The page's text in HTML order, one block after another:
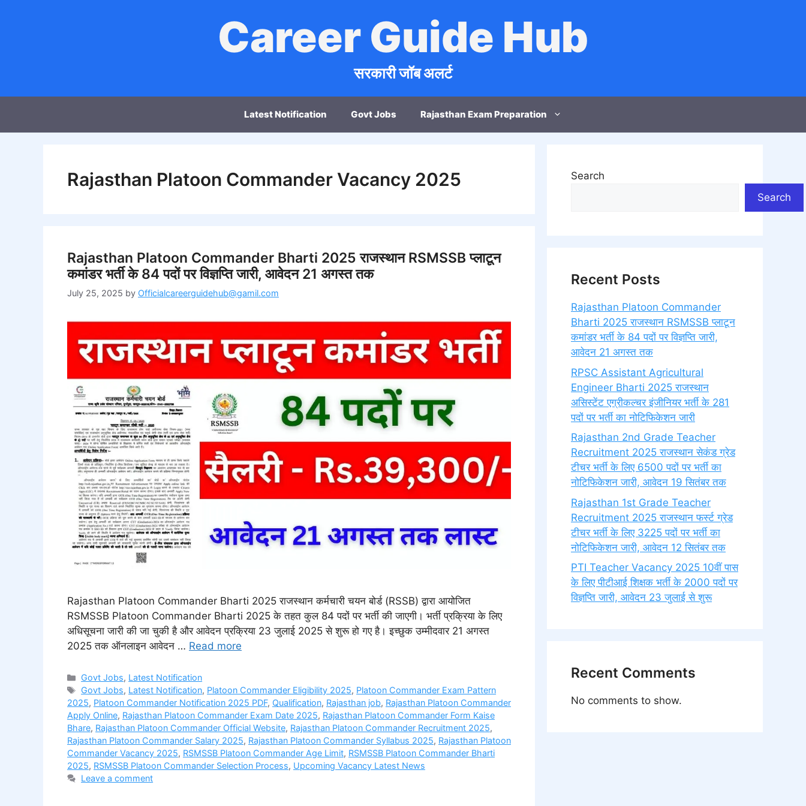
Career Guide Hub
सरकारी जॉब अलर्ट
Latest Notification Govt Jobs Rajasthan Exam Preparation
Rajasthan Platoon Commander Vacancy 2025
Rajasthan Platoon Commander Bharti 2025 राजस्थान RSMSSB प्लाटून
कमांडर भर्ती के 84 पदों पर विज्ञप्ति जारी, आवेदन 21 अगस्त तक
July 25, 2025 by Officialcareerguidehub@gamil.com
Rajasthan Platoon Commander Bharti 2025 राजस्थान कर्मचारी चयन बोर्ड (RSSB) द्वारा आयोजित
RSMSSB Platoon Commander Bharti 2025 के तहत कुल 84 पदों पर भर्ती की जाएगी। भर्ती प्रक्रिया के लिए
अधिसूचना जारी की जा चुकी है और आवेदन प्रक्रिया 23 जुलाई 2025 से शुरू हो गए है। इच्छुक उम्मीदवार 21 अगस्त
2025 तक ऑनलाइन आवेदन … Read more
Categories
Govt Jobs, Latest Notification
Tags
Govt Jobs, Latest Notification, Platoon Commander Eligibility 2025, Platoon Commander Exam Pattern
2025, Platoon Commander Notification 2025 PDF, Qualification, Rajasthan job, Rajasthan Platoon Commander
Apply Online, Rajasthan Platoon Commander Exam Date 2025, Rajasthan Platoon Commander Form Kaise
Bhare, Rajasthan Platoon Commander Official Website, Rajasthan Platoon Commander Recruitment 2025,
Rajasthan Platoon Commander Salary 2025, Rajasthan Platoon Commander Syllabus 2025, Rajasthan Platoon
Commander Vacancy 2025, RSMSSB Platoon Commander Age Limit, RSMSSB Platoon Commander Bharti
2025, RSMSSB Platoon Commander Selection Process, Upcoming Vacancy Latest News
Leave a comment
Search
Search
Recent Posts
Rajasthan Platoon Commander
Bharti 2025 राजस्थान RSMSSB प्लाटून
कमांडर भर्ती के 84 पदों पर विज्ञप्ति जारी,
आवेदन 21 अगस्त तक
RPSC Assistant Agricultural
Engineer Bharti 2025 राजस्थान
असिस्टेंट एग्रीकल्चर इंजीनियर भर्ती के 281
पदों पर भर्ती का नोटिफिकेशन जारी
Rajasthan 2nd Grade Teacher
Recruitment 2025 राजस्थान सेकंड ग्रेड
टीचर भर्ती के लिए 6500 पदों पर भर्ती का
नोटिफिकेशन जारी, आवेदन 19 सितंबर तक
Rajasthan 1st Grade Teacher
Recruitment 2025 राजस्थान फर्स्ट ग्रेड
टीचर भर्ती के लिए 3225 पदों पर भर्ती का
नोटिफिकेशन जारी, आवेदन 12 सितंबर तक
PTI Teacher Vacancy 2025 10वीं पास
के लिए पीटीआई शिक्षक भर्ती के 2000 पदों पर
विज्ञप्ति जारी, आवेदन 23 जुलाई से शुरू
Recent Comments
No comments to show.